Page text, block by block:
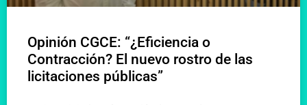
Opinión CGCE: “¿Eficiencia o
Contracción? El nuevo rostro de las
licitaciones públicas”